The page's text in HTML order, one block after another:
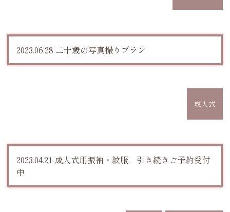
2023.06.28 二十歳の写真撮りプラン
成人式
2023.04.21 成人式用振袖・紋服 引き続きご予約受付
中